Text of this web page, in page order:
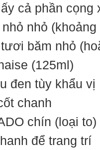
cả phần cọng
nhỏ
băm nhỏ
(125ml)
đen tùy khẩu vị
chanh
chín (loại to)
để trang trí